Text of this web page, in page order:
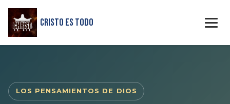
Cristo Es Todo
LOS PENSAMIENTOS DE DIOS